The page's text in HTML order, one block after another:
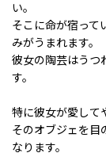
い。
そこに命が宿って
みがうまれます。
彼女の陶芸はうつ
す。
特に彼女が愛して
そのオブジェを目
なります。